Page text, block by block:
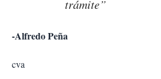
trámite”
-Alfredo Peña
cva